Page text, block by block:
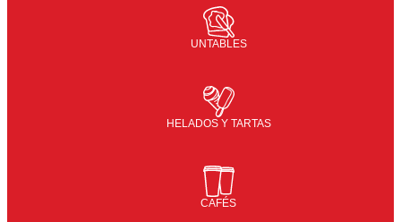
UNTABLES
HELADOS Y TARTAS
CAFÉS